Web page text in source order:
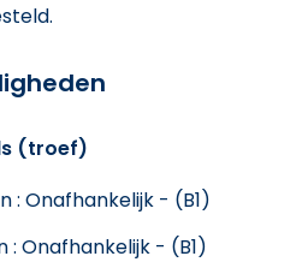
(troef)
: Onafhankelijk - (B1)
: Onafhankelijk - (B1)